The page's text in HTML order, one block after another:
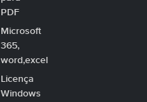
PDF
Microsoft
365,
word,excel
Licença
Windows